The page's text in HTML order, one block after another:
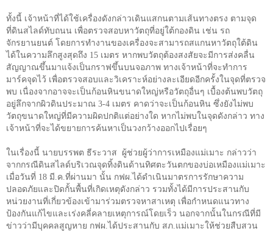
ทั้งนี้ เจ้าหน้าที่ได้ใช้เครื่องดังกล่าวเดินแสกนตามเส้นทางตรง ตามจุด
ที่ดินสไลด์ทับถนน เพื่อตรวจสอบหาวัตถุที่อยู่ใต้กองดิน เช่น รถ
จักรยานยนต์ โดยการทำงานของเครื่องจะสามารถสแกนหาวัตถุใต้ดิน
ได้ในความลึกสูงสุดถึง 15 เมตร หากพบวัตถุต้องสงสัยจะมีการส่งคลื่น
สัญญาณขึ้นมาแจ้งเป็นกราฟขึ้นบนจอภาพ ทางเจ้าหน้าที่จะทำการ
มาร์คจุดไว้ เพื่อตรวจสอบและวิเคราะห์อย่างละเอียดอีกครั้งในจุดที่ตรวจ
พบ เนื่องจากอาจจะเป็นก้อนหินขนาดใหญ่หรือวัตถุอื่นๆ เบื้องต้นพบวัตถุ
อยู่ลึกจากผิวดินประมาณ 3-4 เมตร คาดว่าจะเป็นก้อนหิน ซึ่งยังไม่พบ
วัตถุขนาดใหญ่ที่มีความผิดปกติแต่อย่างใด หากไม่พบในจุดดังกล่าว ทาง
เจ้าหน้าที่จะได้ขยายการค้นหาเป็นวงกว้างออกไปเรื่อยๆ
ในเรื่องนี้ นายบรรพต ธีระวาส
ผู้ช่วยผู้ว่าการเหมืองแม่เมาะ กล่าวว่า
จากกรณีดินสไลด์บริเวณจุดทิ้งดินด้านทิศตะวันตกของบ่อเหมืองแม่เมาะ
เมื่อวันที่ 18 มี.ค.ที่ผ่านมา นั้น กฟผ.ได้ดำเนินมาตรการรักษาความ
ปลอดภัยและปิดกั้นพื้นที่เกิดเหตุดังกล่าว รวมทั้งได้มีการประสานกับ
หน่วยงานที่เกี่ยวข้องเข้ามาร่วมตรวจหาสาเหตุ เพื่อกำหนดแนวทาง
ป้องกันแก้ไขและเร่งคลี่คลายเหตุการณ์โดยเร็ว นอกจากนั้นในกรณีที่มี
ข่าวว่ามีบุคคลสูญหาย กฟผ.ได้ประสานกับ สภ.แม่เมาะให้ช่วยสืบสวน